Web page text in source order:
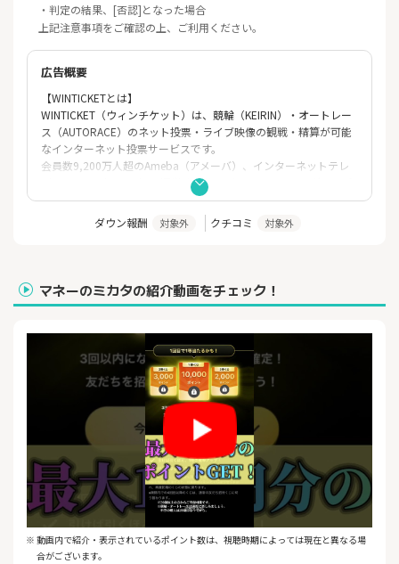
・判定の結果、[否認]となった場合
上記注意事項をご確認の上、ご利用ください。
広告概要
【WINTICKETとは】
WINTICKET（ウィンチケット）は、競輪（KEIRIN）・オートレー
ス（AUTORACE）のネット投票・ライブ映像の観戦・精算が可能
なインターネット投票サービスです。
会員数9,200万人超のAmeba（アメーバ）、インターネットテレ
ビ局ABEMA（アベマ）を運営するサイバーエージェントグループ
によるサービスです。
【簡単でお得な会員登録：最大1,000円分ポイントプレゼント】
ト。
さらにプロモーションコード「TOKUTEN04」入力で、追加で500
合計で1,000円分のポイントがもらえます。
※ポイントに関する注意事項
・会員登録時のポイントは本人確認完了の翌日8時以降に付与され
・プロモーションコードのポイントはコード入力完了の翌日8時以
降に付与されます。
・プロモーションコードの利用期限は新規登録翌日の23:59:59ま
でです。
・プロモーションコードの有効期限は、事前の告知なく変更、ま
たは終了させていただく場合があります。
・新規登録者のみ対象です（再登録、すでに会員の方は対象
外）。
・他の新規登録特典との併用はできません。
ダウン報酬 対象外 クチコミ 対象外
マネーのミカタの紹介動画をチェック！
※ 動画内で紹介・表示されているポイント数は、視聴時期によっては現在と異なる場
合がございます。